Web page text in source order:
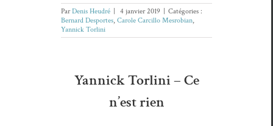
ParDenis Heudré 4 janvier 2019
Catégories :
Bernard Desportes, Carole Carcillo Mesrobian,
Yannick Torlini
Yannick Torlini – Ce
n’est rien